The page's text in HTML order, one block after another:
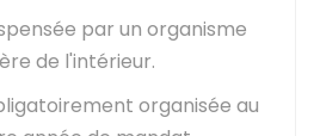
par un organisme
de l'intérieur.
organisée au